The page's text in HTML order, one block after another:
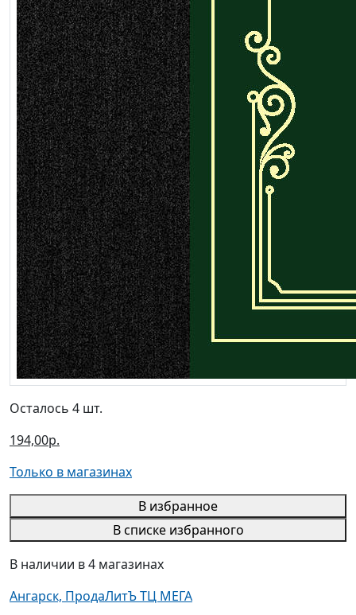
Осталось 4 шт.
194,00р.
Только в магазинах
В избранное
В списке избранного
В наличии в 4 магазинах
Ангарск, ПродаЛитЪ ТЦ МЕГА